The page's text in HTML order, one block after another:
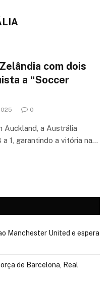
com dois
a “Soccer
0
Auckland, a Austrália
1, garantindo a vitória na…
Manchester United e espera
de Barcelona, Real